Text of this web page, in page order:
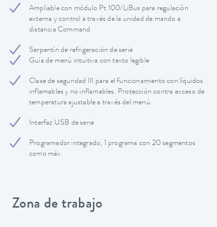
Ampliable con módulo Pt 100/LiBus para regulación
externa y control a través de la unidad de mando a
distancia Command
Serpentín de refrigeración de serie
Guía de menú intuitiva con texto legible
Clase de seguridad III para el funcionamiento con líquidos
inflamables y no inflamables. Protección contra exceso de
temperatura ajustable a través del menú.
Interfaz USB de serie
Programador integrado, 1 programa con 20 segmentos
como máx.
Zona de trabajo